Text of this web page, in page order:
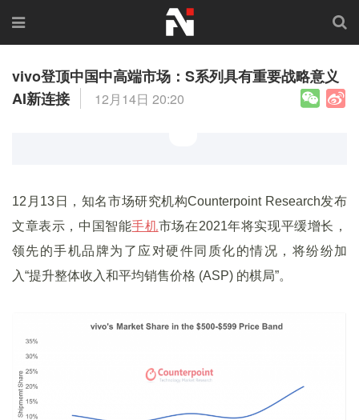
vivo登顶中国中高端市场：S系列具有重要战略意义
AI新连接
12月14日 20:20
12月13日，知名市场研究机构Counterpoint Research发布
文章表示，中国智能手机市场在2021年将实现平缓增长，
领先的手机品牌为了应对硬件同质化的情况，将纷纷加
入“提升整体收入和平均销售价格 (ASP) 的棋局”。